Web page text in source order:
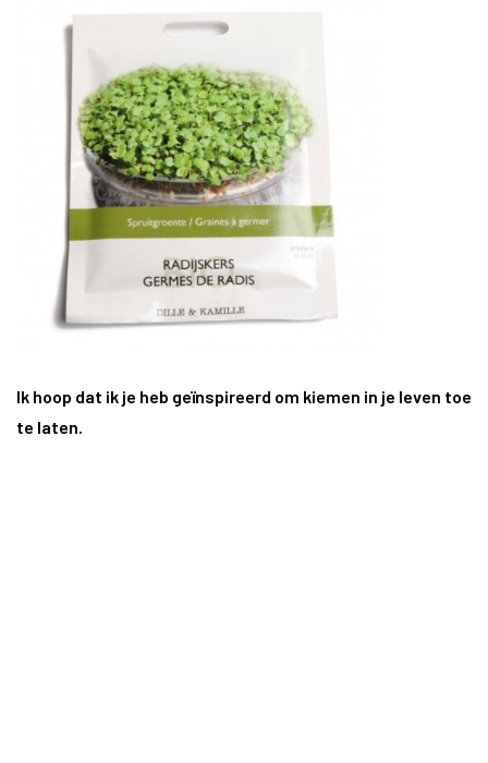
Ik hoop dat ik je heb geïnspireerd om kiemen in je leven toe
te laten.